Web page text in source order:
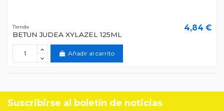
Tienda
BETUN JUDEA XYLAZEL 125ML
4,84 €
Añadir al carrito
Suscribirse al boletín de noticias